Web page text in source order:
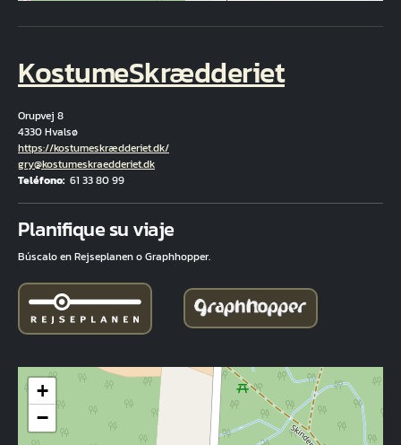
KostumeSkrædderiet
Orupvej 8
4330 Hvalsø
Hjemmeside
https://kostumeskrædderiet.dk/
Correo electrónico
gry@kostumeskraedderiet.dk
Teléfono 61 33 80 99
Planifique su viaje
Búscalo en Rejseplanen o Graphhopper.
+
−